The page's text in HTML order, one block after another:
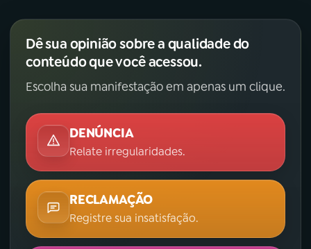
Dê sua opinião sobre a qualidade do
conteúdo que você acessou.
Escolha sua manifestação em apenas um clique.
DENÚNCIA
Relate irregularidades.
RECLAMAÇÃO
Registre sua insatisfação.